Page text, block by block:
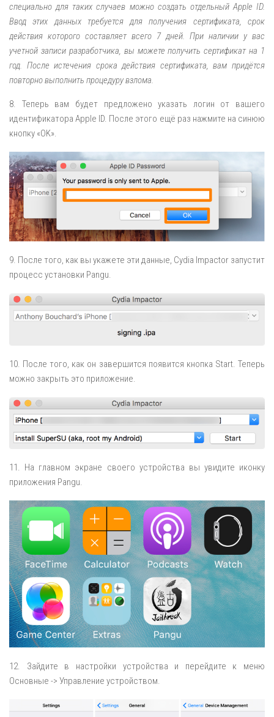
специально для таких случаев можно создать отдельный Apple ID.
Ввод этих данных требуется для получения сертификата, срок
действия которого составляет всего 7 дней. При наличии у вас
учетной записи разработчика, вы можете получить сертификат на 1
год. После истечения срока действия сертификата, вам придётся
повторно выполнить процедуру взлома.
8. Теперь вам будет предложено указать логин от вашего
идентификатора Apple ID. После этого ещё раз нажмите на синюю
кнопку «OK».
9. После того, как вы укажете эти данные, Cydia Impactor запустит
процесс установки Pangu.
10. После того, как он завершится появится кнопка Start. Теперь
можно закрыть это приложение.
11. На главном экране своего устройства вы увидите иконку
приложения Pangu.
12. Зайдите в настройки устройства и перейдите к меню
Основные -> Управление устройством.